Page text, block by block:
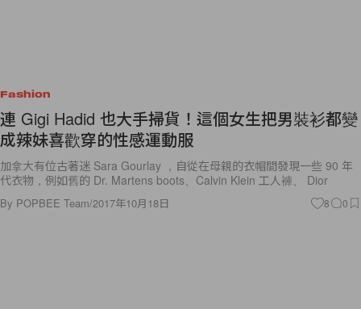
Fashion
連 Gigi Hadid 也大手掃貨！這個女生把男裝衫都變
成辣妹喜歡穿的性感運動服
加拿大有位古著迷 Sara Gourlay ，自從在母親的衣帽間發現一些 90 年
代衣物，例如舊的 Dr. Martens boots、Calvin Klein 工人褲、 Dior
By POPBEE Team/2017年10月18日 8 0